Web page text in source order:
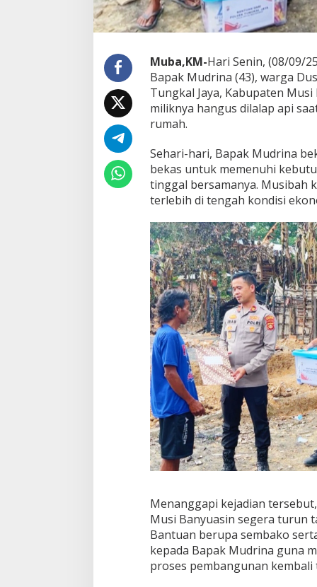
a
T
u
u
n
L
a
n
u
n
g
B
e
i
k
a
n
B
a
n
t
u
a
n
U
n
t
u
k
W
a
r
g
e
r
d
a
m
p
Muba,KM-Hari Senin, (08/09/
Bapak Mudrina (43), warga
Tungkal Jaya, Kabupaten
miliknya hangus dilalap api
rumah.
Sehari-hari, Bapak Mudrina
bekas untuk memenuhi
tinggal bersamanya. Musibah
terlebih di tengah kondisi
Menanggapi kejadian
Musi Banyuasin segera turun
Bantuan berupa sembako
kepada Bapak Mudrina guna
proses pembangunan